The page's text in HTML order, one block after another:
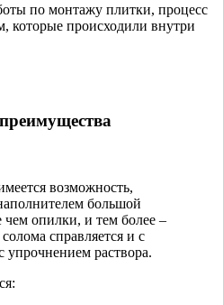
по монтажу плитки, процесс
которые происходили внутри
возможность,
большой
опилки, и тем более –
справляется и с
упрочнением раствора.